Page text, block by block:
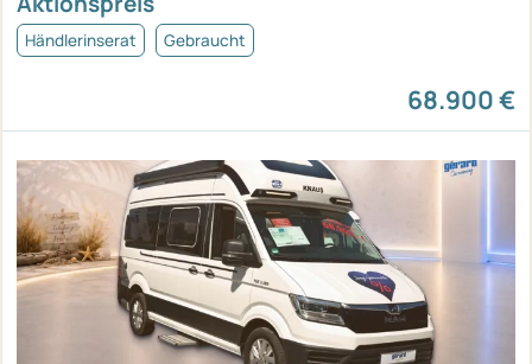
Händlerinserat Gebraucht
68.900 €